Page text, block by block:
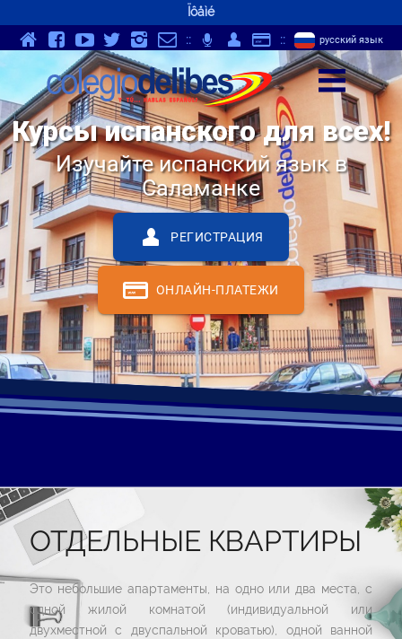
Ïôåìé
v Y K } - p :: ; Q S :: русский язык
z
Курсы испанского для всех!
Изучайте испанский язык в
Саламанке
Q РЕГИСТРАЦИЯ
S ОНЛАЙН-ПЛАТЕЖИ
ОТДЕЛЬНЫЕ КВАРТИРЫ
Это небольшие апартаменты, на одно или два места, с
одной жилой комнатой (индивидуальной или
двухместной с двуспальной кроватью), одной ванной